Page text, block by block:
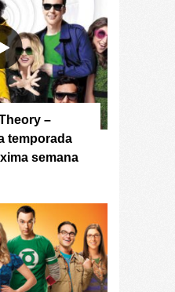
–
temporada
semana